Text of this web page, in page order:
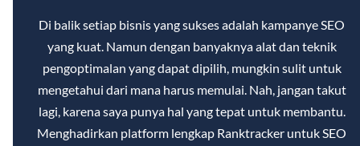
Di balik setiap bisnis yang sukses adalah kampanye SEO
yang kuat. Namun dengan banyaknya alat dan teknik
pengoptimalan yang dapat dipilih, mungkin sulit untuk
mengetahui dari mana harus memulai. Nah, jangan takut
lagi, karena saya punya hal yang tepat untuk membantu.
Menghadirkan platform lengkap Ranktracker untuk SEO